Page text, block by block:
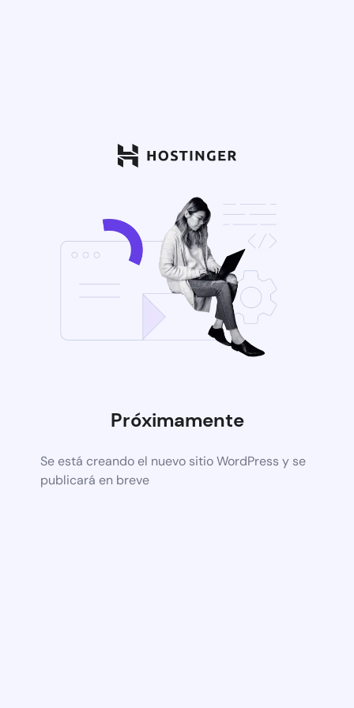
Próximamente
Se está creando el nuevo sitio WordPress y se
publicará en breve